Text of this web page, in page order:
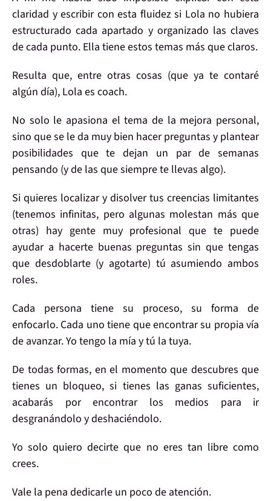
claridad y escribir con esta fluidez si Lola no hubiera
estructurado cada apartado y organizado las claves
de cada punto. Ella tiene estos temas más que claros.
Resulta que, entre otras cosas (que ya te contaré
algún día), Lola es coach.
No solo le apasiona el tema de la mejora personal,
sino que se le da muy bien hacer preguntas y plantear
posibilidades que te dejan un par de semanas
pensando (y de las que siempre te llevas algo).
Si quieres localizar y disolver tus creencias limitantes
(tenemos infinitas, pero algunas molestan más que
otras) hay gentemuy profesionalque te puede
ayudara hacerte buenas preguntas sin que tengas
que desdoblarte (y agotarte) tú asumiendo ambos
roles.
Cada persona tiene su proceso, su forma de
enfocarlo. Cada uno tiene que encontrar su propia vía
de avanzar. Yo tengo la mía ytú la tuya.
De todas formas, en el momento que descubres que
tienes un bloqueo, si tienes las ganas suficientes,
acabarás por encontrar los medios para ir
desgranándolo y deshaciéndolo.
Yo solo quiero decirte que no eres tan libre como
crees.
Vale la pena dedicarle un poco de atención.